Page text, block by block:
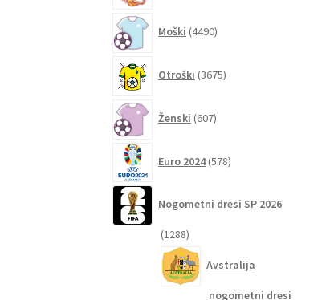
Moški 4490izdelkov
Otroški 3675izdelkov
Ženski 607izdelkov
Euro 2024 578izdelkov
Nogometni dresi SP 2026
12881288
izdelkov
Avstralija
nogometni dresi